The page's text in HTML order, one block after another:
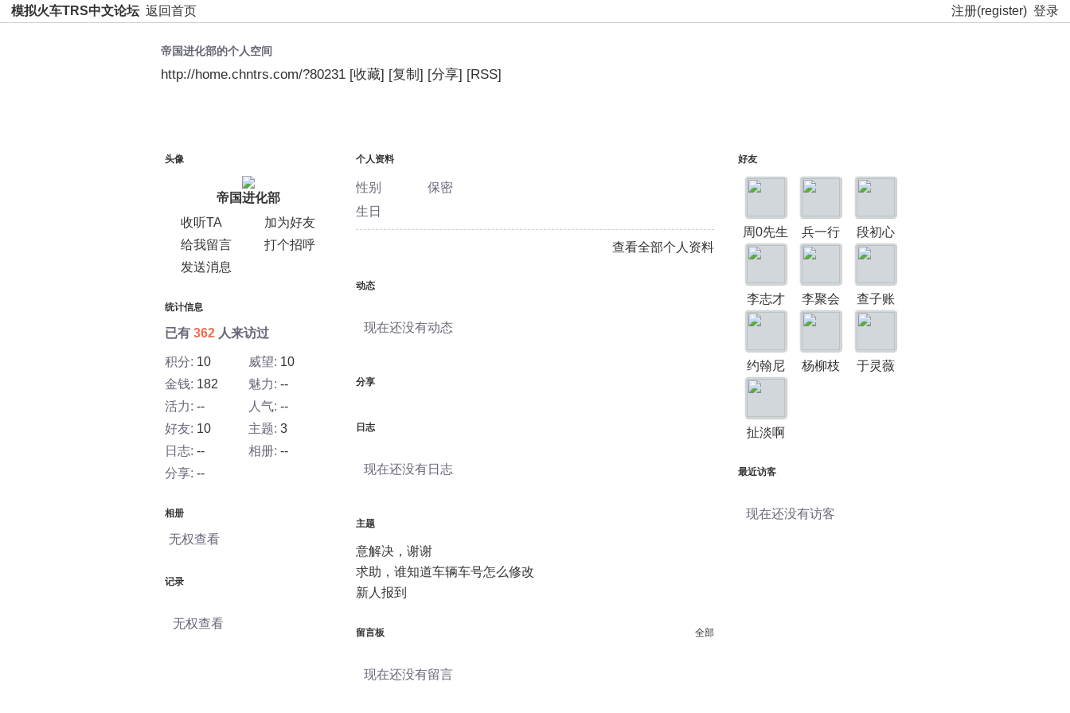
注册(register) 登录
模拟火车TRS中文论坛 返回首页
帝国进化部的个人空间
http://home.chntrs.com/?80231 [收藏] [复制] [分享] [RSS]
头像
帝国进化部
收听TA
加为好友
给我留言
打个招呼
发送消息
统计信息
已有 362 人来访过
积分: 10 威望: 10
金钱: 182 魅力: --
活力: -- 人气: --
好友: 10 主题: 3
日志: -- 相册: --
分享: --
相册
无权查看
记录
无权查看
个人资料
性别
保密
生日
查看全部个人资料
动态
现在还没有动态
分享
日志
现在还没有日志
主题
意解决，谢谢
求助，谁知道车辆车号怎么修改
新人报到
留言板 全部
现在还没有留言
好友
周0先生 兵一行 段初心
李志才 李聚会 查子账
约翰尼 杨柳枝 于灵薇
扯淡啊
最近访客
现在还没有访客